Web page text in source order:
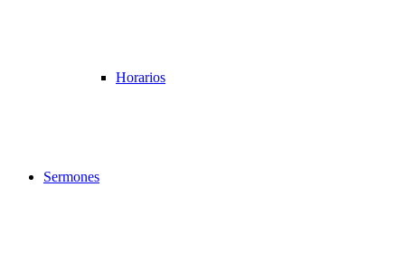
Horarios
Sermones